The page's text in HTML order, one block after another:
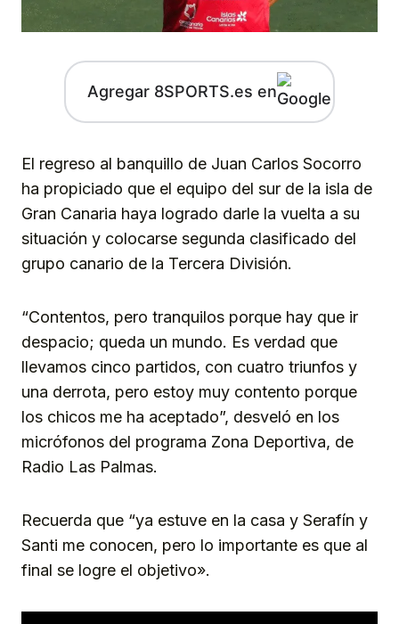
Agregar 8SPORTS.es en
El regreso al banquillo de Juan Carlos Socorro
ha propiciado que el equipo del sur de la isla de
Gran Canaria haya logrado darle la vuelta a su
situación y colocarse segunda clasificado del
grupo canario de la Tercera División.
“Contentos, pero tranquilos porque hay que ir
despacio; queda un mundo. Es verdad que
llevamos cinco partidos, con cuatro triunfos y
una derrota, pero estoy muy contento porque
los chicos me ha aceptado”, desveló en los
micrófonos del programa Zona Deportiva, de
Radio Las Palmas.
Recuerda que “ya estuve en la casa y Serafín y
Santi me conocen, pero lo importante es que al
final se logre el objetivo».